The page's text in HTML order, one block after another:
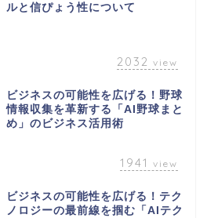
ルと信ぴょう性について
2032 view
ビジネスの可能性を広げる！野球
情報収集を革新する「AI野球まと
め」のビジネス活用術
1941 view
ビジネスの可能性を広げる！テク
ノロジーの最前線を掴む「AIテク